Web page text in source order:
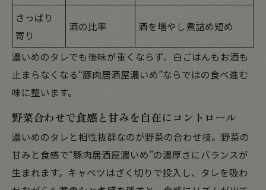
さっぱり
寄り
酒の比率 酒を増やし煮詰め短め
濃いめのタレでも後味が重くならず、白ごはんもお酒も
止まらなくなる“豚肉居酒屋濃いめ”ならではの食べ進む
味に整います。
野菜合わせで食感と甘みを自在にコントロール
濃いめのタレと相性抜群なのが野菜の合わせ技。野菜の
甘みと食感で“豚肉居酒屋濃いめ”の濃厚さにバランスが
生まれます。キャベツはざく切りで投入し、タレを吸わ